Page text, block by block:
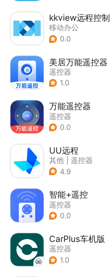
kkview远程控制
移动办公
0.0
美居万能遥控器
遥控器
1.0
万能遥控器
遥控器
0.0
UU远程
其他
遥控器
4.9
智能+遥控
遥控器
0.0
CarPlus车机版
遥控器
1.0